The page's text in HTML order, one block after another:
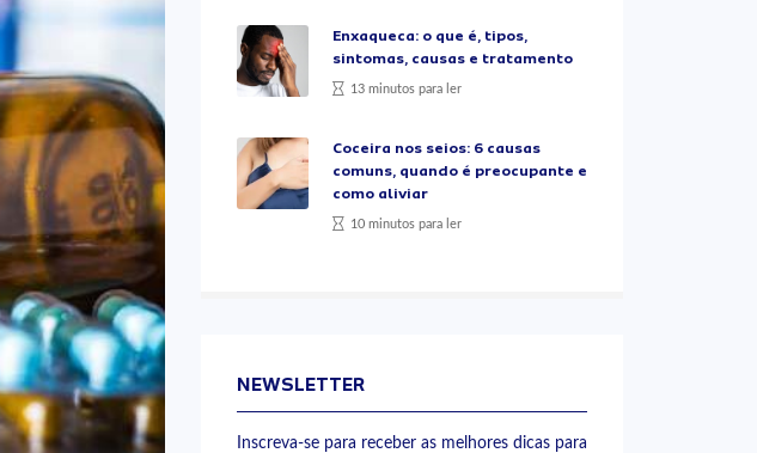
Enxaqueca: o que é, tipos,
sintomas, causas e tratamento
13 minutos para ler
Coceira nos seios: 6 causas
comuns, quando é preocupante e
como aliviar
10 minutos para ler
NEWSLETTER
Inscreva-se para receber as melhores dicas para